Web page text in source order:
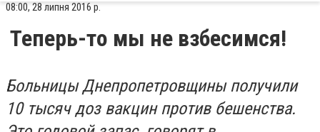
08:00, 28 липня 2016 р.
Теперь-то мы не взбесимся!
Больницы Днепропетровщины получили
10 тысяч доз вакцин против бешенства.